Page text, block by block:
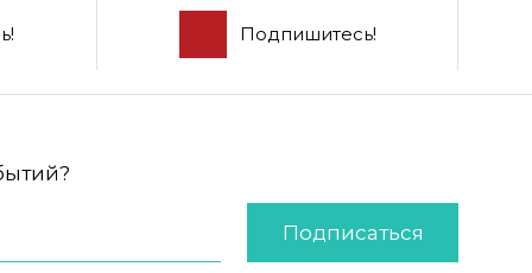
Подпишитесь!
Подписаться